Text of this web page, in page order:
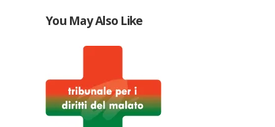
You May Also Like